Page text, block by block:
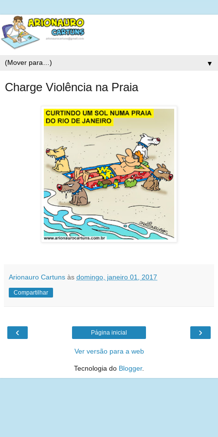
▼
Charge Violência na Praia
Arionauro Cartuns às domingo, janeiro 01, 2017
Compartilhar
‹ ›
Página inicial
Ver versão para a web
Tecnologia do Blogger.